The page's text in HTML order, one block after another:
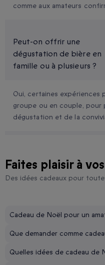
comme aux amateurs
Peut-on offrir une
dégustation de bière en
famille ou à plusieurs ?
Oui, certaines
groupe ou en couple,
dégustation et de la
Faites plaisir à
Des idées cadeaux pour
Cadeau de Noël pour un
Que demander comme
Quelles idées de cadeau de